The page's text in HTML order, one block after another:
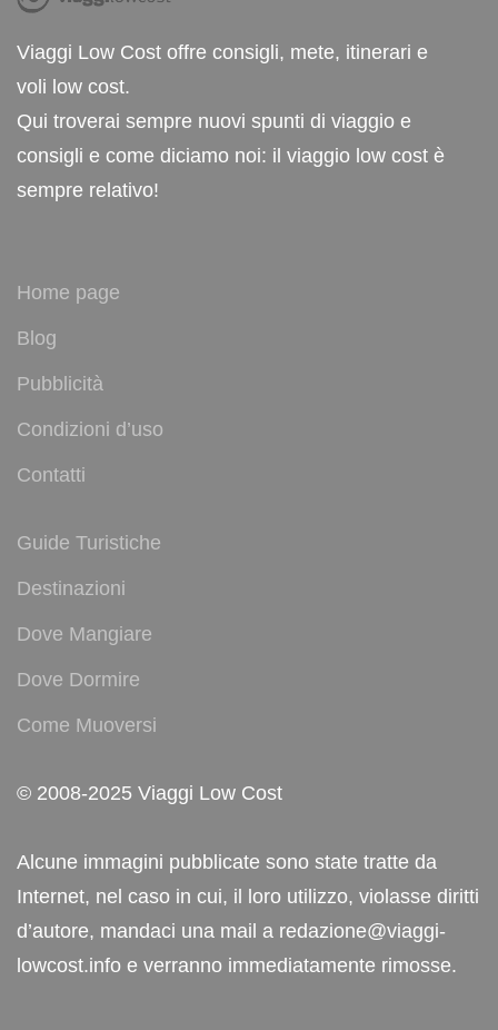
Viaggi Low Cost offre consigli, mete, itinerari e
voli low cost.
Qui troverai sempre nuovi spunti di viaggio e
consigli e come diciamo noi: il viaggio low cost è
sempre relativo!
Home page
Blog
Pubblicità
Condizioni d’uso
Contatti
Guide Turistiche
Destinazioni
Dove Mangiare
Dove Dormire
Come Muoversi
© 2008-2025 Viaggi Low Cost
Alcune immagini pubblicate sono state tratte da
Internet, nel caso in cui, il loro utilizzo, violasse diritti
d’autore, mandaci una mail a redazione@viaggi-
lowcost.info e verranno immediatamente rimosse.